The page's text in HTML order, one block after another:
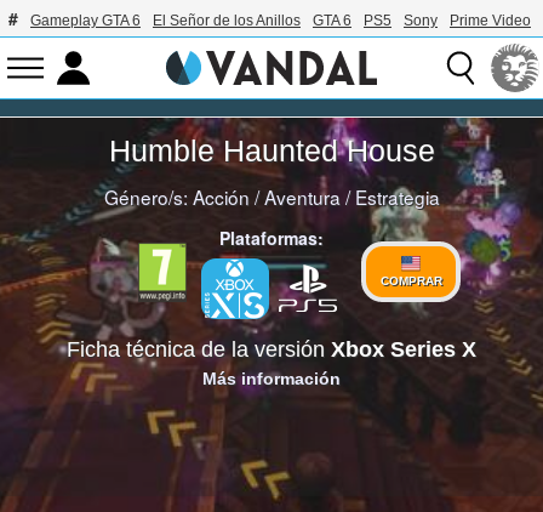
Gameplay GTA 6 El Señor de los Anillos GTA 6 PS5 Sony Prime Video
Humble Haunted House
Género/s: Acción /Aventura /Estrategia
Plataformas:
COMPRAR
Ficha técnica de la versión Xbox Series X
Más información